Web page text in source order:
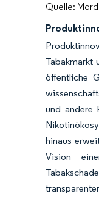
Quelle:
Tabakmarkt
öffentliche
und andere
hinaus
Vision